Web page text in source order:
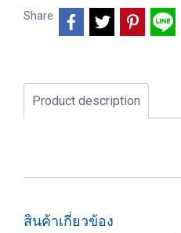
Share
Product description
สินค้าเกี่ยวข้อง